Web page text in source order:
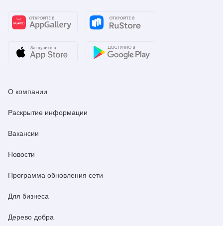
О компании
Раскрытие информации
Вакансии
Новости
Программа обновления сети
Для бизнеса
Дерево добра